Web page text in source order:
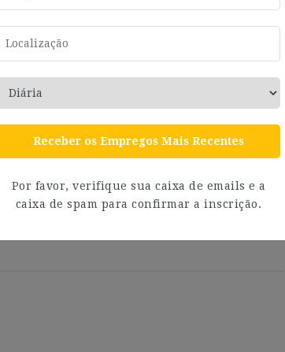
la colaboración y el rendimiento.
Receber os Empregos Mais Recentes
Por favor, verifique sua caixa de emails e a
caixa de spam para confirmar a inscrição.